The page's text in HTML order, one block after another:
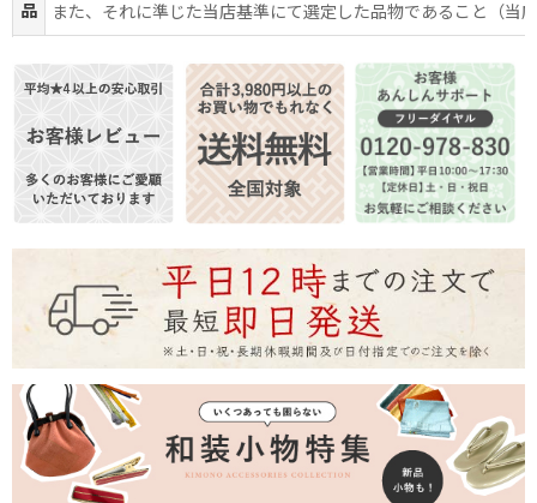
品
また、それに準じた当店基準にて選定した品物であること（当